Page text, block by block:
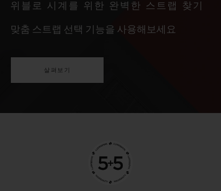
위블로 시계를 위한 완벽한 스트랩 찾기
맞춤 스트랩 선택 기능을 사용해보세요
살펴보기